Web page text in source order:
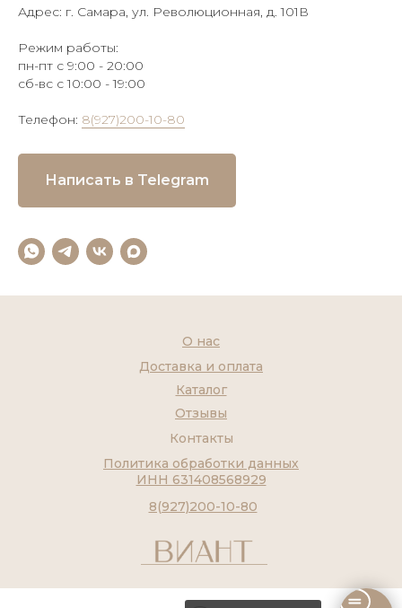
Адрес: г. Самара, ул. Революционная, д. 101В
Режим работы:
пн-пт с 9:00 - 20:00
сб-вс с 10:00 - 19:00
Телефон: 8(927)200-10-80
Написать в Telegram
Контакты
8(927)200-10-80
Каталог
О нас
Доставка и оплата
Отзывы
Политика обработки данных
ИНН 631408568929